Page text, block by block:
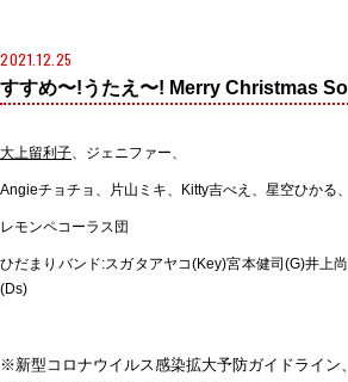
2021.12.25
すすめ〜!うたえ〜! Merry Christmas
大上留利子、ジェニファー、
Angieチョチョ、片山ミキ、Kitty吉べえ、星空ひかる、
レモンペコーラス団
ひだまりバンド:スガタアヤコ(Key)宮本健司(G)井上
(Ds)
※新型コロナウイルス感染拡大予防ガイドライン